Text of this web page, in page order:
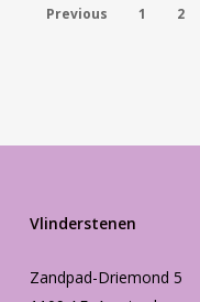
Previous 1 2
Vlinderstenen
Zandpad-Driemond 5